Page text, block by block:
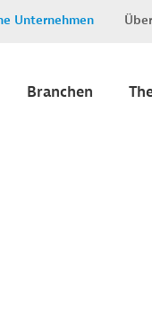
Unternehmen
Branchen